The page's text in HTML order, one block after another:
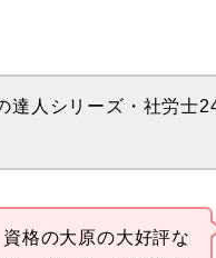
達人シリーズ・社労士
資格の大原の大好評な